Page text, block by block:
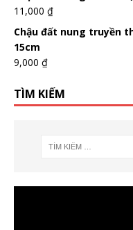
11,000 ₫
Chậu đất nung truyền
15cm
9,000 ₫
TÌM KIẾM